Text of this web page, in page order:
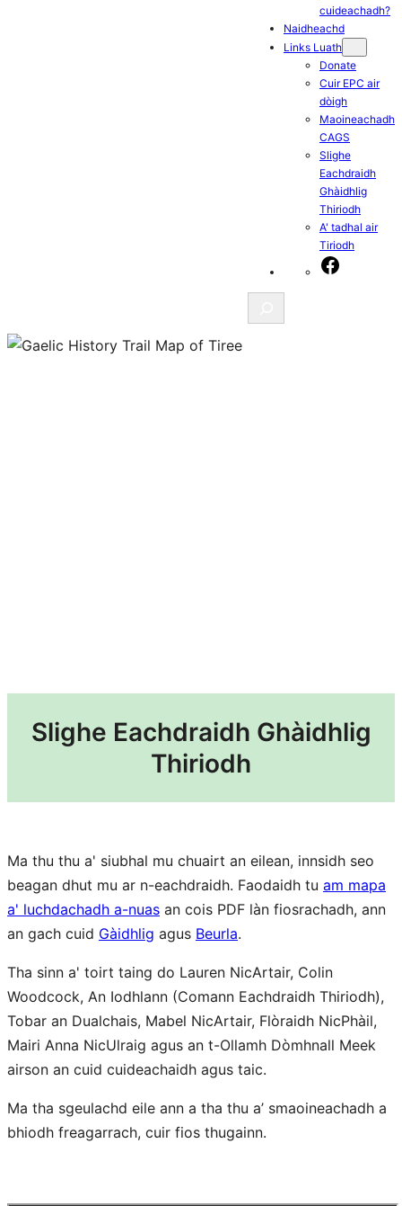
cuideachadh?
Naidheachd
Links Luath
Donate
Cuir EPC air
dòigh
Maoineachadh
CAGS
Slighe
Eachdraidh
Ghàidhlig
Thiriodh
A' tadhal air
Tiriodh
Slighe Eachdraidh Ghàidhlig
Thiriodh
Ma thu thu a' siubhal mu chuairt an eilean, innsidh seo
beagan dhut mu ar n-eachdraidh. Faodaidh tu am mapa
a' luchdachadh a-nuas an cois PDF làn fiosrachadh, ann
an gach cuid Gàidhlig agus Beurla.
Tha sinn a' toirt taing do Lauren NicArtair, Colin
Woodcock, An Iodhlann (Comann Eachdraidh Thiriodh),
Tobar an Dualchais, Mabel NicArtair, Flòraidh NicPhàil,
Mairi Anna NicUlraig agus an t-Ollamh Dòmhnall Meek
airson an cuid cuideachaidh agus taic.
Ma tha sgeulachd eile ann a tha thu a’ smaoineachadh a
bhiodh freagarrach, cuir fios thugainn.